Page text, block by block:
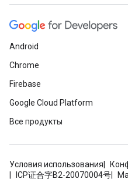
Android
Chrome
Firebase
Google Cloud Platform
Все продукты
Условия использования
ICP证合字B2-20070004号